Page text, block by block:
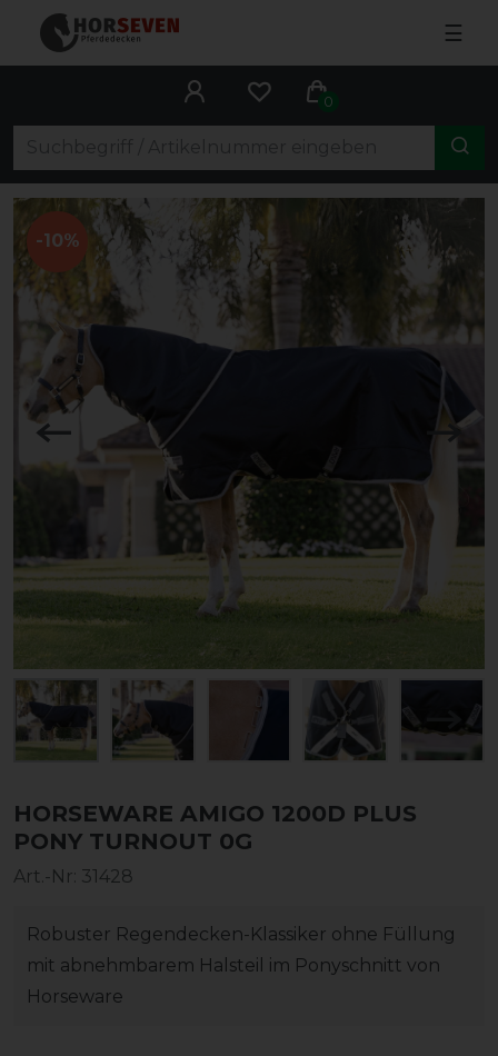
☰
0
-10%
HORSEWARE AMIGO 1200D PLUS
PONY TURNOUT 0G
Art.-Nr: 31428
Robuster Regendecken-Klassiker ohne Füllung
mit abnehmbarem Halsteil im Ponyschnitt von
Horseware